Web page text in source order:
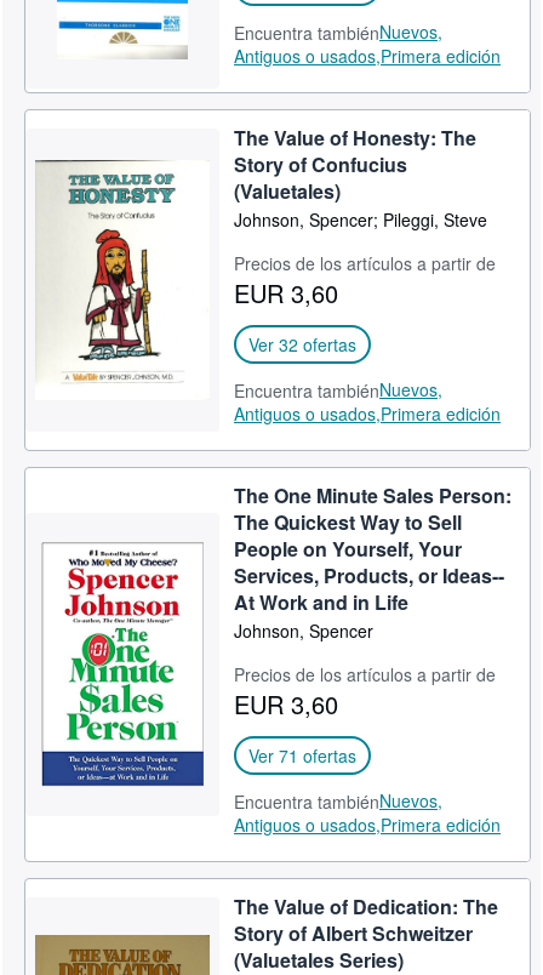
Encuentra tambiénNuevos,
Antiguos o usados,Primera edición
The Value of Honesty: The
Story of Confucius
(Valuetales)
Johnson, Spencer; Pileggi, Steve
Precios de los artículos a partir de
EUR 3,60
Ver 32 ofertas
Encuentra tambiénNuevos,
Antiguos o usados,Primera edición
The One Minute Sales Person:
The Quickest Way to Sell
People on Yourself, Your
Services, Products, or Ideas--
At Work and in Life
Johnson, Spencer
Precios de los artículos a partir de
EUR 3,60
Ver 71 ofertas
Encuentra tambiénNuevos,
Antiguos o usados,Primera edición
The Value of Dedication: The
Story of Albert Schweitzer
(Valuetales Series)